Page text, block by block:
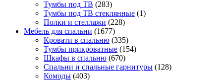
Тумбы под ТВ (283)
Тумбы под ТВ стеклянные (1)
Полки и стеллажи (228)
Мебель для спальни (1677)
Кровати в спальню (335)
Тумбы прикроватные (154)
Шкафы в спальню (670)
Спальни и спальные гарнитуры (128)
Комоды (403)